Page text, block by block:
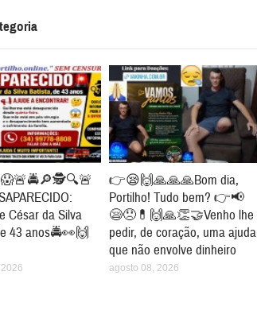
César da Silva
43 anos🚔👀🙌
👉😪🙌🙏🙏🙏Bom dia,
Portilho! Tudo bem? 👉📢
😪😞💊🙌🙏👏🤝Venho lhe
pedir, de coração, uma ajuda
que não envolve dinheiro
agosto 08, 2026